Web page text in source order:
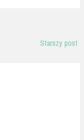
Starszy post